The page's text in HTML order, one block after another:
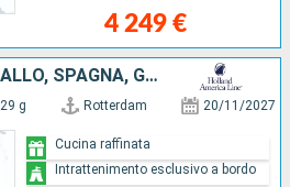
4 249 €
PAESI BASSI, PORTOGALLO, SPAGNA, GIBILTERRA, GERMANIA, ESTONIA, FINLANDIA, SVEZIA, DANIMARCA, REGNO UNITO
29 g Rotterdam 20/11/2027
Cucina raffinata
Intrattenimento esclusivo a bordo